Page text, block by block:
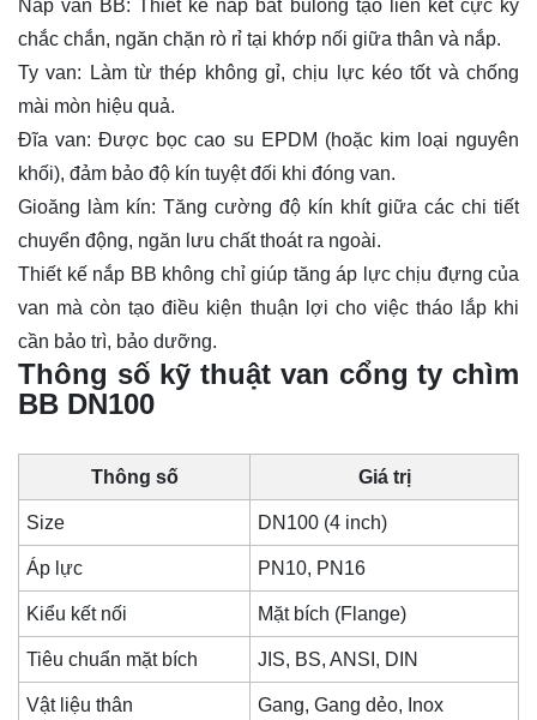
Nắp van BB: Thiết kế nắp bắt bulong tạo liên kết cực kỳ
chắc chắn, ngăn chặn rò rỉ tại khớp nối giữa thân và nắp.
Ty van: Làm từ thép không gỉ, chịu lực kéo tốt và chống
mài mòn hiệu quả.
Đĩa van: Được bọc cao su EPDM (hoặc kim loại nguyên
khối), đảm bảo độ kín tuyệt đối khi đóng van.
Gioăng
làm kín: Tăng cường độ kín khít giữa các chi tiết
chuyển động, ngăn lưu chất thoát ra ngoài.
Thiết kế nắp BB không chỉ giúp tăng áp lực chịu đựng của
van mà còn tạo điều kiện thuận lợi cho việc tháo lắp khi
cần bảo trì, bảo dưỡng.
Thông số kỹ thuật van cổng ty chìm
BB DN100
Thông số Giá trị
Size DN100 (4 inch)
Áp lực PN10, PN16
Kiểu kết nối Mặt bích (Flange)
Tiêu chuẩn mặt bích JIS, BS, ANSI, DIN
Vật liệu thân Gang, Gang dẻo, Inox